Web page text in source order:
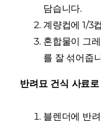
담습니다.
계량컵에 1/3
혼합물이 그
를 잘 섞어줍
반려묘 건식 사료
블렌더에 반